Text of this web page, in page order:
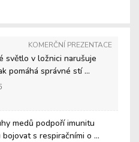
KOMERČNÍ PREZENTACE
světlo v ložnici narušuje
pomáhá správné stí ...
medů podpoří imunitu
s respiračními o ...